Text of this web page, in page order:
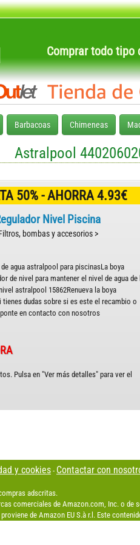
Comprar todo tipo
Barbacoas Chimeneas
Astralpool
50% - AHORRA 4.93€
Nivel Piscina
bombas y accesorios >
agua astralpool para piscinasLa boya
de nivel para mantener el nivel de agua de
astralpool 15862Renueva la boya
dudas sobre si es este el recambio o
en contacto con nosotros
Pulsa en "Ver más detalles" para ver el
y cookies - Contactar con
adscritas.
comerciales de Amazon.com, Inc. o de
de Amazon EU S.à r.l. Este